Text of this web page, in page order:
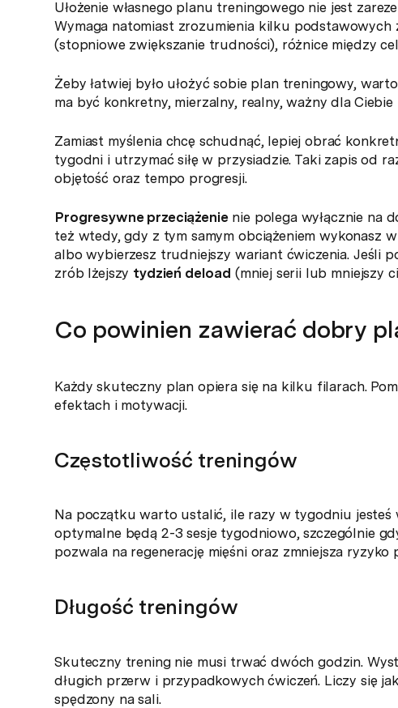
Ułożenie własnego planu treningowego nie jest
Wymaga natomiast zrozumienia kilku podstawowych
(stopniowe zwiększanie trudności), różnice między
Żeby łatwiej było ułożyć sobie plan treningowy,
ma być konkretny, mierzalny, realny, ważny dla Ciebie
Zamiast myślenia chcę schudnąć, lepiej obrać
tygodni i utrzymać siłę w przysiadzie. Taki zapis od
objętość oraz tempo progresji.
Progresywne przeciążenienie polega wyłącznie na
też wtedy, gdy z tym samym obciążeniem wykonasz
albo wybierzesz trudniejszy wariant ćwiczenia. Jeśli
zrób lżejszy tydzień deload (mniej serii lub mniejszy
Co powinien zawierać dobry
Każdy skuteczny plan opiera się na kilku filarach.
efektach i motywacji.
Częstotliwość treningów
Na początku warto ustalić, ile razy w tygodniu
optymalne będą 2-3 sesje tygodniowo, szczególnie
pozwala na regenerację mięśni oraz zmniejsza ryzyko
Długość treningów
Skuteczny trening nie musi trwać dwóch godzin.
długich przerw i przypadkowych ćwiczeń. Liczy się
spędzony na sali.